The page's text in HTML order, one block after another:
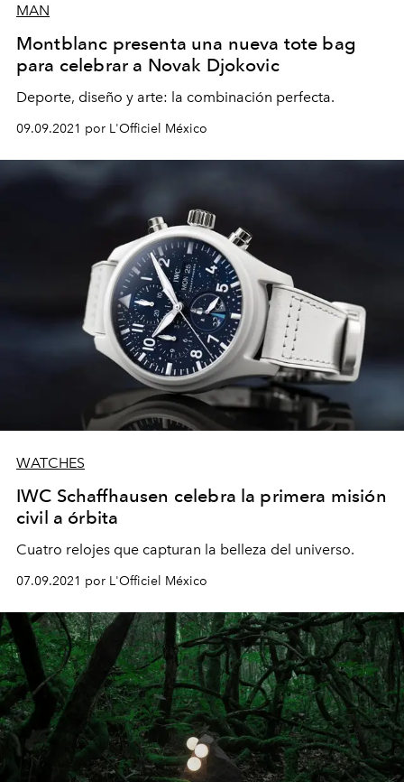
MAN
Montblanc presenta una nueva tote bag
para celebrar a Novak Djokovic
Deporte, diseño y arte: la combinación perfecta.
09.09.2021 por L'Officiel México
WATCHES
IWC Schaffhausen celebra la primera misión
civil a órbita
Cuatro relojes que capturan la belleza del universo.
07.09.2021 por L'Officiel México